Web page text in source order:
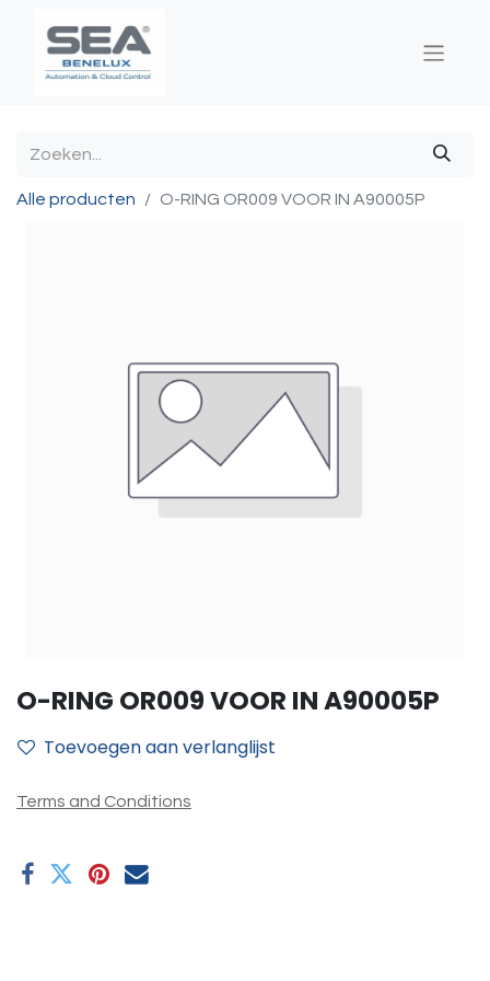
Alle producten O-RING OR009 VOOR IN A90005P
O-RING OR009 VOOR IN A90005P
Toevoegen aan verlanglijst
Terms and Conditions